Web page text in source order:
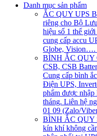
Danh mục sản phẩm
ẮC QUY UPS
riêng cho Bộ
hiệu số 1 thế
cung cấp accu
Globe, Vision….
BÌNH ẮC QUY
CSB, CSB
Cung cấp bình
Điện UPS,
phẩm được
tháng. Liên hệ
01 09 (Zalo/
BÌNH ẮC QUY
kín khí không